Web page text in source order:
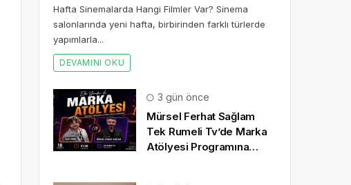
Hafta Sinemalarda Hangi Filmler Var? Sinema
salonlarında yeni hafta, birbirinden farklı türlerde
yapımlarla...
DEVAMINI OKU
3 gün önce
Mürsel Ferhat Sağlam
Tek Rumeli Tv’de Marka
Atölyesi Programına